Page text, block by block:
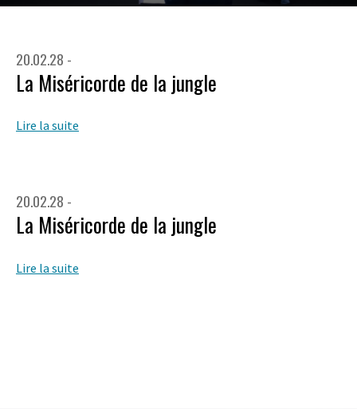
20.02.28 -
La Miséricorde de la jungle
Lire la suite
20.02.28 -
La Miséricorde de la jungle
Lire la suite